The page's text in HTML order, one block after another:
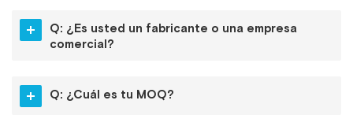
Q: ¿Es usted un fabricante o una empresa
comercial?
Q: ¿Cuál es tu MOQ?